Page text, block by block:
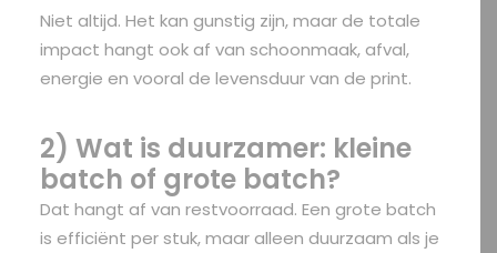
Niet altijd. Het kan gunstig zijn, maar de totale
impact hangt ook af van schoonmaak, afval,
energie en vooral de levensduur van de print.
2) Wat is duurzamer: kleine
batch of grote batch?
Dat hangt af van restvoorraad. Een grote batch
is efficiënt per stuk, maar alleen duurzaam als je